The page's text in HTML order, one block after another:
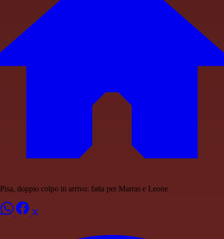
Pisa, doppio colpo in arrivo: fatta per Marras e Leone